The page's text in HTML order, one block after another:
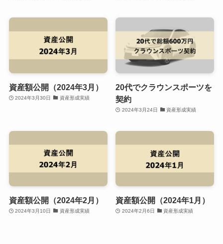
資産額公開（2024年3月）
2024年3月30日 資産形成実績
20代でクラウンスポーツを
契約
2024年3月24日 資産形成実績
資産額公開（2024年2月）
2024年3月10日 資産形成実績
資産額公開（2024年1月）
2024年2月6日 資産形成実績